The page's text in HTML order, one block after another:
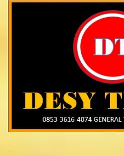
.